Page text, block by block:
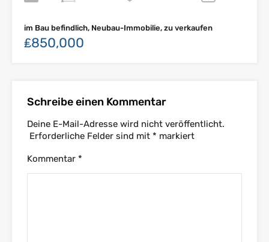
im Bau befindlich, Neubau-Immobilie, zu verkaufen
₤850,000
Schreibe einen Kommentar
Deine E-Mail-Adresse wird nicht veröffentlicht.
Erforderliche Felder sind mit * markiert
Kommentar *